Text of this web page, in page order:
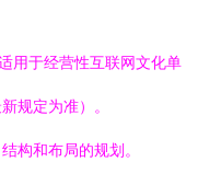
用于经营性互联网文化单
规定为准）。
构和布局的规划。